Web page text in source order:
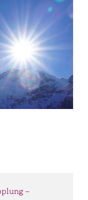
–